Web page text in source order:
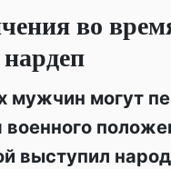
во
мужчин могут
военного
выступил